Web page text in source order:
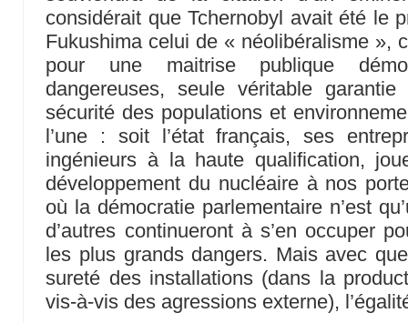
considérait que Tchernobyl avait été le
Fukushima celui de « néolibéralisme »,
pour une maitrise publique
dangereuses, seule véritable
sécurité des populations et
l’une : soit l’état français, ses
ingénieurs à la haute qualification,
développement du nucléaire à nos
où la démocratie parlementaire n’est
d’autres continueront à s’en occuper
les plus grands dangers. Mais avec
sureté des installations (dans la
vis-à-vis des agressions externe),